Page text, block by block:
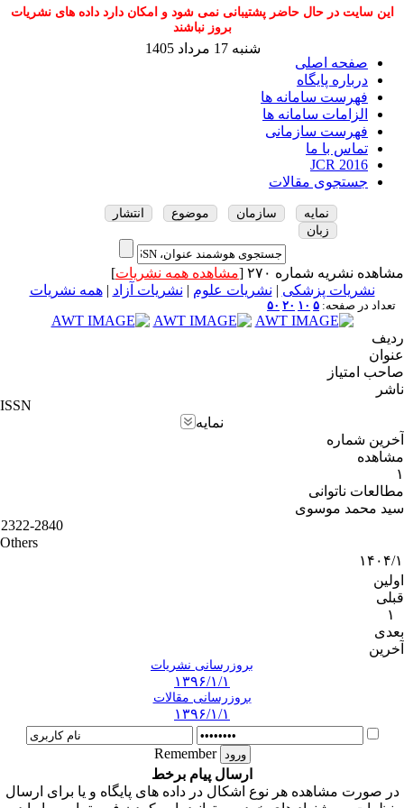
این سایت در حال حاضر پشتیبانی نمی شود و امکان دارد داده های نشریات
بروز نباشند
صفحه اصلی
درباره پایگاه
فهرست سامانه ها
الزامات سامانه ها
فهرست سازمانی
تماس با ما
JCR 2016
جستجوی مقالات
شنبه 17 مرداد 1405
نمایه سازمان موضوع
انتشار
زبان
مشاهده نشریه شماره ۲۷۰ [ مشاهده همه نشریات]
نشریات پزشکی | نشریات علوم | نشریات آزاد |همه نشریات
تعداد در صفحه: ۵ ۱۰ ۲۰ ۵۰
ردیف
عنوان
صاحب امتیاز
ناشر
ISSN
نمایه
آخرین شماره
مشاهده
۱
مطالعات ناتوانی
سید محمد موسوی
2322-2840
Others
۱۴۰۴/۱
اولین
قبلی
۱
بعدی
آخرین
بروزرسانی نشریات
۱۳۹۶/۱/۱
بروزرسانی مقالات
۱۳۹۶/۱/۱
Remember
ارسال پیام برخط
در صورت مشاهده هر نوع اشکال در داده های پایگاه و یا برای ارسال